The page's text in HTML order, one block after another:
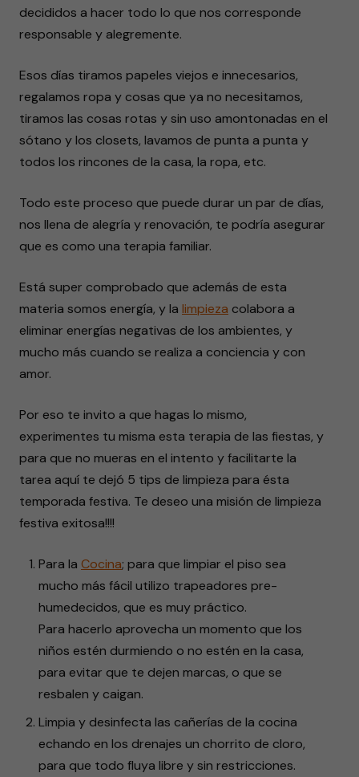
decididos a hacer todo lo que nos corresponde
responsable y alegremente.
Esos días tiramos papeles viejos e innecesarios,
regalamos ropa y cosas que ya no necesitamos,
tiramos las cosas rotas y sin uso amontonadas en el
sótano y los closets, lavamos de punta a punta y
todos los rincones de la casa, la ropa, etc.
Todo este proceso que puede durar un par de días,
nos llena de alegría y renovación, te podría asegurar
que es como una terapia familiar.
Está super comprobado que además de esta
materia somos energía, y la limpieza colabora a
eliminar energías negativas de los ambientes, y
mucho más cuando se realiza a conciencia y con
amor.
Por eso te invito a que hagas lo mismo,
experimentes tu misma esta terapia de las fiestas, y
para que no mueras en el intento y facilitarte la
tarea aquí te dejó 5 tips de limpieza para ésta
temporada festiva. Te deseo una misión de limpieza
festiva exitosa!!!!
Para la Cocina; para que limpiar el piso sea
mucho más fácil utilizo trapeadores pre-
humedecidos, que es muy práctico.
Para hacerlo aprovecha un momento que los
niños estén durmiendo o no estén en la casa,
para evitar que te dejen marcas, o que se
resbalen y caigan.
Limpia y desinfecta las cañerías de la cocina
echando en los drenajes un chorrito de cloro,
para que todo fluya libre y sin restricciones.